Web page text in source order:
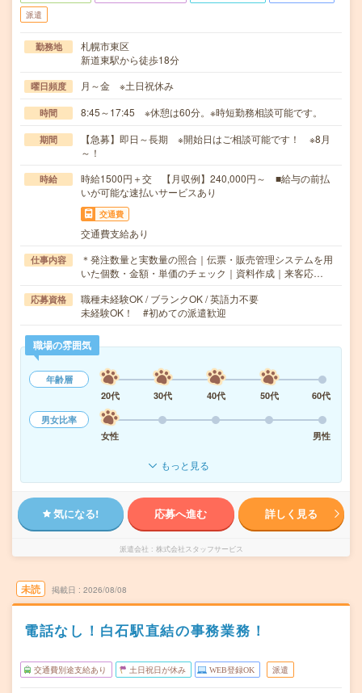
派遣
勤務地
札幌市東区
新道東駅から徒歩18分
曜日頻度 月～金 ※土日祝休み
時間 8:45～17:45 ※休憩は60分。※時短勤務相談可能です。
期間
【急募】即日～長期 ※開始日はご相談可能です！ ※8月
～！
時給
時給1500円＋交 【月収例】240,000円～ ■給与の前払
いが可能な速払いサービスあり
交通費
交通費支給あり
仕事内容
＊発注数量と実数量の照合｜伝票・販売管理システムを用
いた個数・金額・単価のチェック｜資料作成｜来客応…
応募資格
職種未経験OK / ブランクOK / 英語力不要
未経験OK！ #初めての派遣歓迎
職場の雰囲気
年齢層
20代
30代 40代 50代
60代
男女比率
女性
男性
もっと見る
気になる! 応募へ進む 詳しく見る
派遣会社 株式会社スタッフサービス
未読 掲載日 2026/08/08
電話なし！白石駅直結の事務業務！
交通費別途支給あり 土日祝日が休み WEB登録OK 派遣